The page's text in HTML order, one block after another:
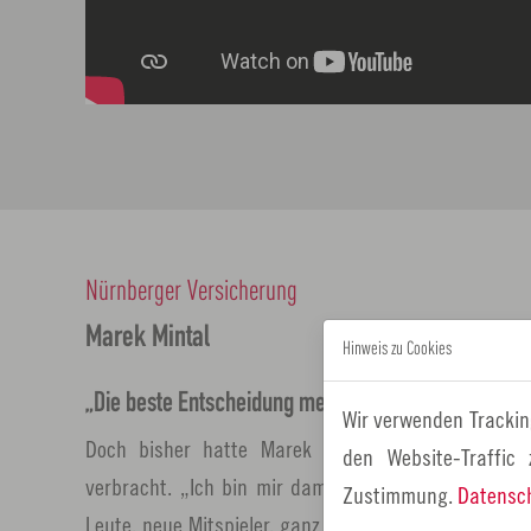
Marek Mintal
Nürnberger Versicherung
„Die beste Entscheidung meiner Karriere“
Doch bisher hatte Marek Mintal sein Leben
verbracht. „Ich bin mir damals vorgekommen wie
Leute, neue Mitspieler, ganz neues Umfeld. Ich
Hinweis zu Cookies
Wir verwenden
den Website-Traffic
Zustimmung.